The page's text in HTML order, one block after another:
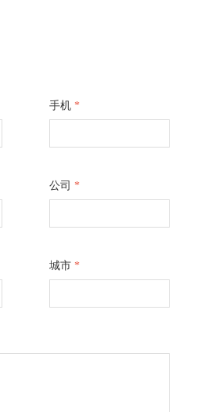
手机 *
公司 *
城市 *